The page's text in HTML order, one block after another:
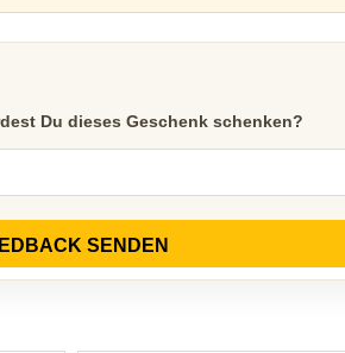
Du dieses Geschenk schenken?
SENDEN